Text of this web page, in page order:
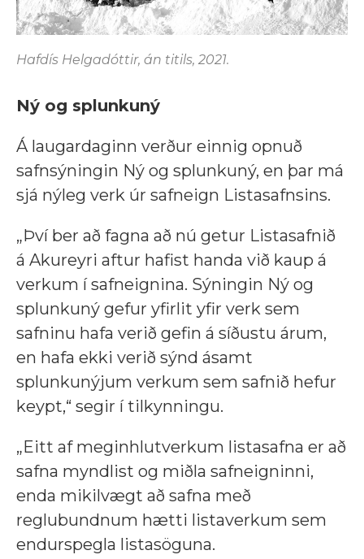
Hafdís Helgadóttir, án titils, 2021.
Ný og splunkuný
Á laugardaginn verður einnig opnuð
safnsýningin Ný og splunkuný, en þar má
sjá nýleg verk úr safneign Listasafnsins.
„Því ber að fagna að nú getur Listasafnið
á Akureyri aftur hafist handa við kaup á
verkum í safneignina. Sýningin Ný og
splunkuný gefur yfirlit yfir verk sem
safninu hafa verið gefin á síðustu árum,
en hafa ekki verið sýnd ásamt
splunkunýjum verkum sem safnið hefur
keypt,“ segir í tilkynningu.
„Eitt af meginhlutverkum listasafna er að
safna myndlist og miðla safneigninni,
enda mikilvægt að safna með
reglubundnum hætti listaverkum sem
endurspegla listasöguna.